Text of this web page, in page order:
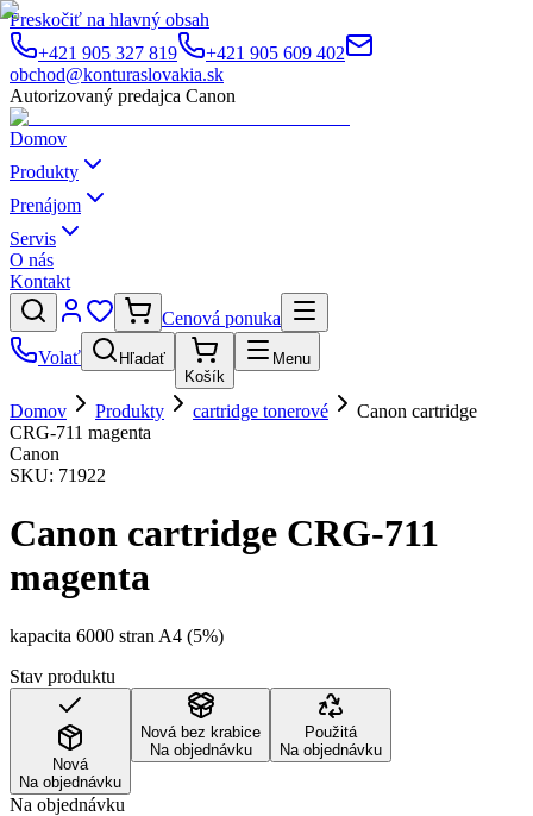
Preskočiť na hlavný obsah
+421 905 327 819
+421 905 609 402
obchod@konturaslovakia.sk
Autorizovaný predajca Canon
Domov
Produkty
Prenájom
Servis
O nás
Kontakt
Cenová ponuka
Volať
Hľadať
Košík
Menu
Domov Produkty cartridge tonerové
Canon cartridge
CRG-711 magenta
Canon
SKU: 71922
Canon cartridge CRG-711
magenta
kapacita 6000 stran A4 (5%)
Stav produktu
Nová
Na objednávku
Nová bez krabice
Na objednávku
Použitá
Na objednávku
Na objednávku